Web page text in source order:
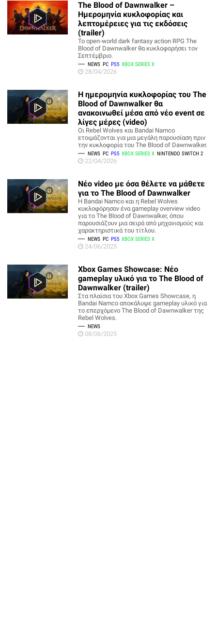
The Blood of Dawnwalker –
Ημερομηνία κυκλοφορίας και
λεπτομέρειες για τις εκδόσεις
(trailer)
Το οpen-world dark fantasy action RPG The
Blood of Dawnwalker θα κυκλοφορήσει τον
Σεπτέμβριο.
NEWS PC PS5 XBOX SERIES X
28/04/2026
Η ημερομηνία κυκλοφορίας του The
Blood of Dawnwalker θα
ανακοινωθεί μέσα από νέο event σε
λίγες μέρες (video)
Οι Rebel Wolves και Bandai Namco
ετοιμάζονται για μια μεγάλη παρουσίαση πριν
την κυκλοφορία του The Blood of Dawnwalker.
NEWS PC PS5 XBOX SERIES X NINTENDO SWITCH 2
22/04/2026
Νέο video με όσα θέλετε να μάθετε
για το The Blood of Dawnwalker
Η Bandai Namco και η Rebel Wolves
κυκλοφόρησαν ένα gameplay overview video
για το The Blood of Dawnwalker, όπου
παρουσιάζουν μια σειρά από μηχανισμούς και
χαρακτηριστικά του τίτλου.
NEWS PC PS5 XBOX SERIES X
24/06/2025
Xbox Games Showcase: Νέο
gameplay υλικό για το The Blood of
Dawnwalker (trailer)
Στα πλαίσια του Xbox Games Showcase, η
Bandai Namco αποκάλυψε gameplay υλικό για
το επερχόμενο The Blood of Dawnwalker της
Rebel Wolves.
NEWS
08/06/2025